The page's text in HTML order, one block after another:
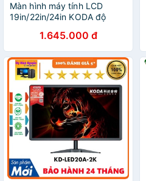
Màn hình máy tính LCD
19in/22in/24in KODA độ
HDMI (Đen) - Nhất Tín
Computer
1.645.000 đ